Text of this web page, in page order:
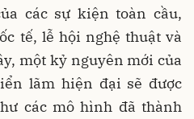
các sự kiện toàn cầu,
tế, lễ hội nghệ thuật và
một kỷ nguyên mới của
lãm hiện đại sẽ được
các mô hình đã thành